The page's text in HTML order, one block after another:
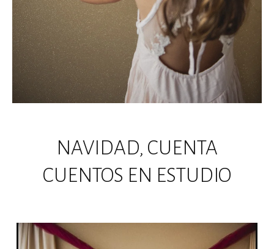
NAVIDAD, CUENTA
CUENTOS EN ESTUDIO